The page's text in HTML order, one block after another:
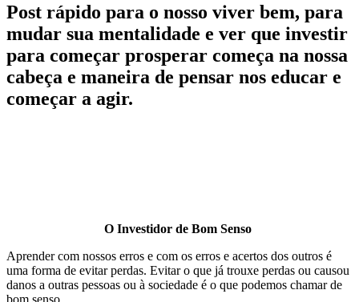
Post rápido para o nosso viver bem, para
mudar sua mentalidade e ver que investir
para começar prosperar começa na nossa
cabeça e maneira de pensar nos educar e
começar a agir.
O Investidor de Bom Senso
Aprender com nossos erros e com os erros e acertos dos outros é
uma forma de evitar perdas. Evitar o que já trouxe perdas ou causou
danos a outras pessoas ou à sociedade é o que podemos chamar de
bom senso.